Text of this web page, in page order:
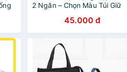
2 Ngăn – Chọn Màu Túi Giữ
Nhiều Màu – Chống Thấm
Nước Chính Hãng
45.000 đ